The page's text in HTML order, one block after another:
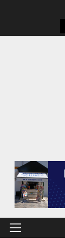
Menú